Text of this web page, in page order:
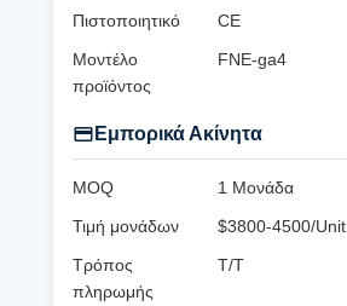
Πιστοποιητικό
CE
Μοντέλο
προϊόντος
FNE-ga4
Εμπορικά Ακίνητα
MOQ
1 Μονάδα
Τιμή μονάδων
$3800-4500/Unit
Τρόπος
πληρωμής
T/T